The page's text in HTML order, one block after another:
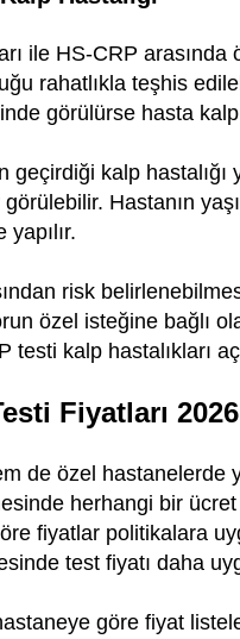
ile HS-CRP
rahatlıkla teşhis
görülürse hasta
geçirdiği kalp
Hastanın
risk
özel isteğine bağlı
testi kalp hastalıkları
Fiyatları 2026
de özel hastanelerde
herhangi bir
fiyatlar politikalara
test fiyatı daha
göre fiyat